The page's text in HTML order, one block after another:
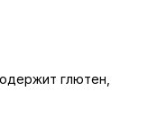
глютен,